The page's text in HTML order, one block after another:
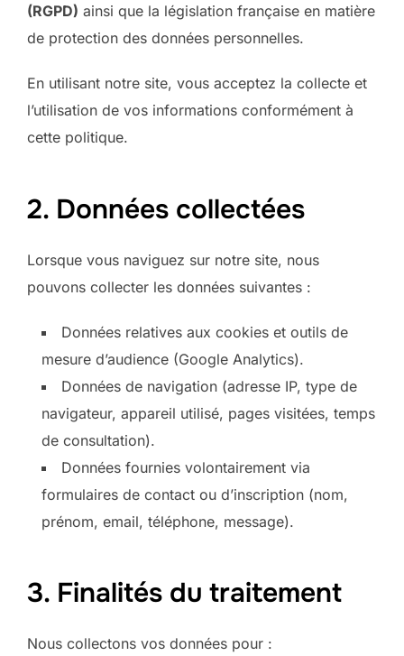
(RGPD) ainsi que la législation française en matière
de protection des données personnelles.
En utilisant notre site, vous acceptez la collecte et
l’utilisation de vos informations conformément à
cette politique.
2. Données collectées
Lorsque vous naviguez sur notre site, nous
pouvons collecter les données suivantes :
Données relatives aux cookies et outils de
mesure d’audience (Google Analytics).
Données de navigation (adresse IP, type de
navigateur, appareil utilisé, pages visitées, temps
de consultation).
Données fournies volontairement via
formulaires de contact ou d’inscription (nom,
prénom, email, téléphone, message).
3. Finalités du traitement
Nous collectons vos données pour :